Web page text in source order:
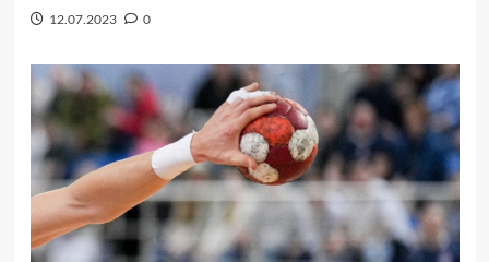
12.07.2023 0